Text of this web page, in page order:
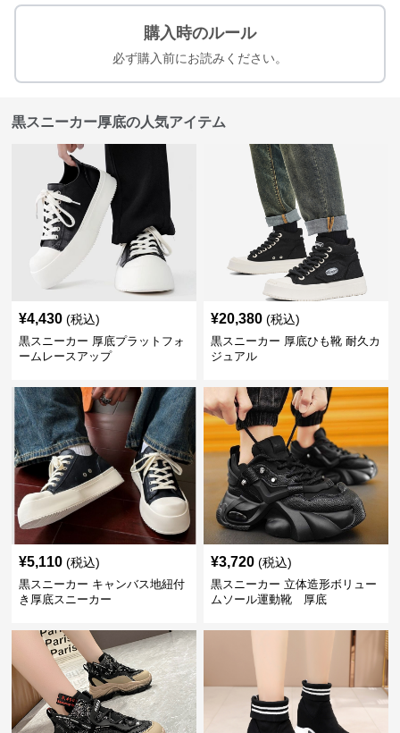
購入時のルール
必ず購入前にお読みください。
黒スニーカー厚底の人気アイテム
¥4,430 (税込)
黒スニーカー 厚底プラットフォ
ームレースアップ
¥20,380 (税込)
黒スニーカー 厚底ひも靴 耐久カ
ジュアル
¥5,110 (税込)
黒スニーカー キャンバス地紐付
き厚底スニーカー
¥3,720 (税込)
黒スニーカー 立体造形ボリュー
ムソール運動靴 厚底